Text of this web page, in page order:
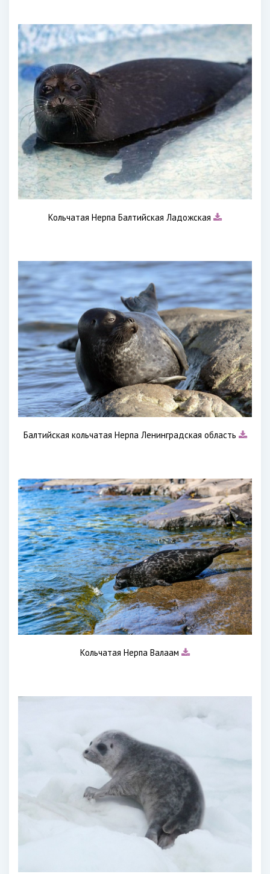
Кольчатая Нерпа Балтийская Ладожская
Балтийская кольчатая Нерпа Ленинградская область
Кольчатая Нерпа Валаам